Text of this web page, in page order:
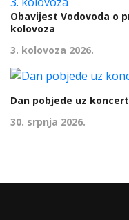
Obavijest Vodovoda o
kolovoza
3. kolovoza 2026.
Dan pobjede uz
30. srpnja 2026.